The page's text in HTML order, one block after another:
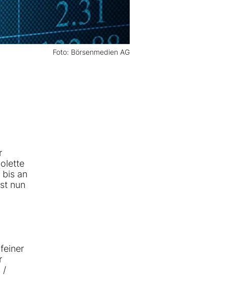
Foto: Börsenmedien AG
an
nun
/